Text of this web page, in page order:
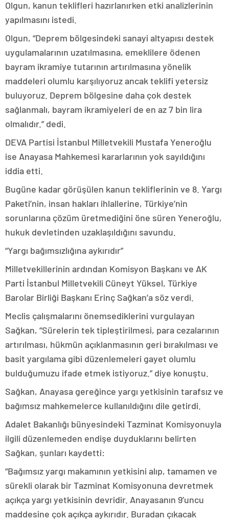
Olgun, kanun teklifleri hazırlanırken etki analizlerinin
yapılmasını istedi.
Olgun, “Deprem bölgesindeki sanayi altyapısı destek
uygulamalarının uzatılmasına, emeklilere ödenen
bayram ikramiye tutarının artırılmasına yönelik
maddeleri olumlu karşılıyoruz ancak teklifi yetersiz
buluyoruz. Deprem bölgesine daha çok destek
sağlanmalı, bayram ikramiyeleri de en az 7 bin lira
olmalıdır.” dedi.
DEVA Partisi İstanbul Milletvekili Mustafa Yeneroğlu
ise Anayasa Mahkemesi kararlarının yok sayıldığını
iddia etti.
Bugüne kadar görüşülen kanun tekliflerinin ve 8. Yargı
Paketi’nin, insan hakları ihlallerine, Türkiye’nin
sorunlarına çözüm üretmediğini öne süren Yeneroğlu,
hukuk devletinden uzaklaşıldığını savundu.
“Yargı bağımsızlığına aykırıdır”
Milletvekillerinin ardından Komisyon Başkanı ve AK
Parti İstanbul Milletvekili Cüneyt Yüksel, Türkiye
Barolar Birliği Başkanı Erinç Sağkan’a söz verdi.
Meclis çalışmalarını önemsediklerini vurgulayan
Sağkan, “Sürelerin tek tipleştirilmesi, para cezalarının
artırılması, hükmün açıklanmasının geri bırakılması ve
basit yargılama gibi düzenlemeleri gayet olumlu
bulduğumuzu ifade etmek istiyoruz.” diye konuştu.
Sağkan, Anayasa gereğince yargı yetkisinin tarafsız ve
bağımsız mahkemelerce kullanıldığını dile getirdi.
Adalet Bakanlığı bünyesindeki Tazminat Komisyonuyla
ilgili düzenlemeden endişe duyduklarını belirten
Sağkan, şunları kaydetti:
“Bağımsız yargı makamının yetkisini alıp, tamamen ve
sürekli olarak bir Tazminat Komisyonuna devretmek
açıkça yargı yetkisinin devridir. Anayasanın 9’uncu
maddesine çok açıkça aykırıdır. Buradan çıkacak